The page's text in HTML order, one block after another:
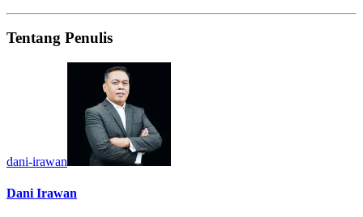
Tentang Penulis
dani-irawan
Dani Irawan